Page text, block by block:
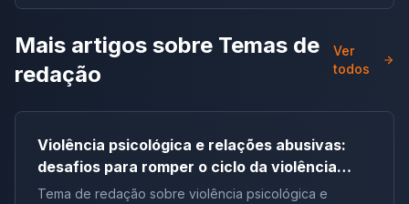
Mais artigos sobre Temas de
redação
Ver
todos
Violência psicológica e relações abusivas:
desafios para romper o ciclo da violência
contra a mulher | Tema de redação
Tema de redação sobre violência psicológica e